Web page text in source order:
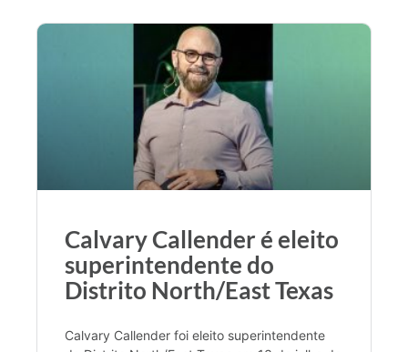
Calvary Callender é eleito
superintendente do
Distrito North/East Texas
Calvary Callender foi eleito superintendente